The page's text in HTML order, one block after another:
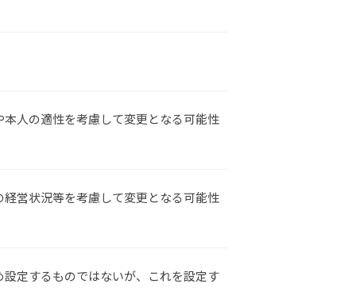
人の適性を考慮して変更となる可能性
営状況等を考慮して変更となる可能性
定するものではないが、これを設定す